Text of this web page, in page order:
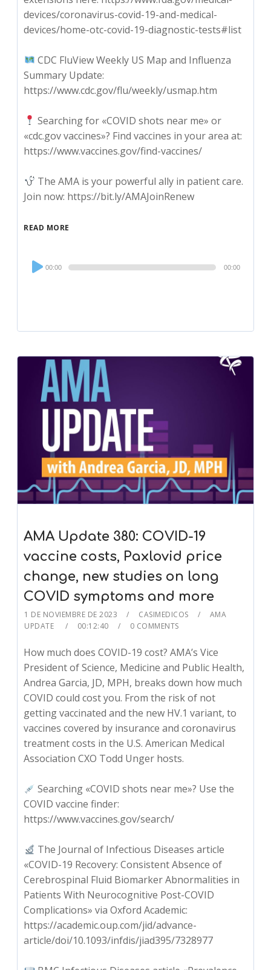
devices/coronavirus-covid-19-and-medical-
devices/home-otc-covid-19-diagnostic-tests#list
CDC FluView Weekly US Map and Influenza
Summary Update:
https://www.cdc.gov/flu/weekly/usmap.htm
Searching for «COVID shots near me» or
«cdc.gov vaccines»? Find vaccines in your area at:
https://www.vaccines.gov/find-vaccines/
The AMA is your powerful ally in patient care.
Join now: https://bit.ly/AMAJoinRenew
READ MORE
Audio
Player
00:00 00:00
AMA Update 380: COVID-19
vaccine costs, Paxlovid price
change, new studies on long
COVID symptoms and more
1 DE NOVIEMBRE DE 2023 CASIMEDICOS
AMA
UPDATE
00:12:40 0 COMMENTS
How much does COVID-19 cost? AMA’s Vice
President of Science, Medicine and Public Health,
Andrea Garcia, JD, MPH, breaks down how much
COVID could cost you. From the risk of not
getting vaccinated and the new HV.1 variant, to
vaccines covered by insurance and coronavirus
treatment costs in the U.S. American Medical
Association CXO Todd Unger hosts.
Searching «COVID shots near me»? Use the
COVID vaccine finder:
https://www.vaccines.gov/search/
The Journal of Infectious Diseases article
«COVID-19 Recovery: Consistent Absence of
Cerebrospinal Fluid Biomarker Abnormalities in
Patients With Neurocognitive Post-COVID
Complications» via Oxford Academic:
https://academic.oup.com/jid/advance-
article/doi/10.1093/infdis/jiad395/7328977